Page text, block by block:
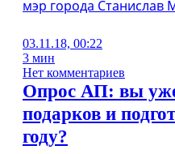
мэр города Станислав
03.11.18, 00:22
3 мин
Нет комментариев
Опрос АП: вы
подарков и
году?